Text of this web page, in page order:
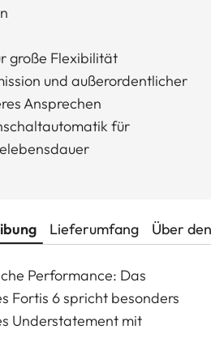
große Flexibilität
und außerordentlicher
Ansprechen
für
Lieferumfang Über
Performance: Das
Fortis 6 spricht besonders
Understatement mit